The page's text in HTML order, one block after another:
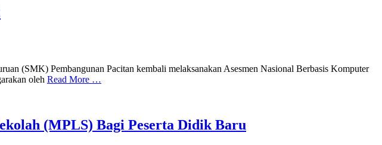
(SMK) Pembangunan Pacitan kembali melaksanakan Asesmen Nasional Berbasis Komputer
oleh Read More …
(MPLS) Bagi Peserta Didik Baru